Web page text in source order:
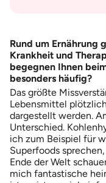
Rund um Ernährung
Krankheit und
begegnen Ihnen
besonders häufig?
Das größte
Lebensmittel
dargestellt werden.
Unterschied.
ich zum Beispiel für
Superfoods
Ende der Welt
mich fantastische